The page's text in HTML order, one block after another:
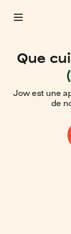
Que
Jow est une
de